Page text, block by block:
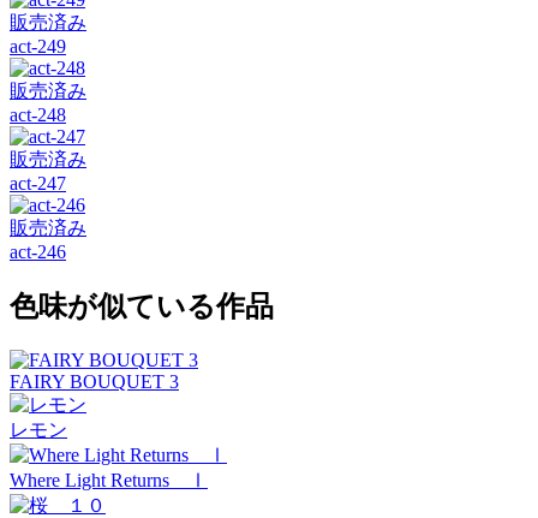
販売済み
act-249
販売済み
act-248
販売済み
act-247
販売済み
act-246
色味が似ている作品
FAIRY BOUQUET 3
レモン
Where Light Returns Ⅰ